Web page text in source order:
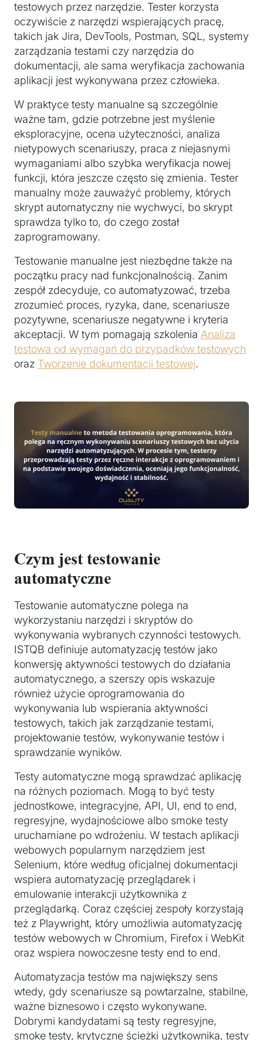
testowych przez narzędzie. Tester korzysta
oczywiście z narzędzi wspierających pracę,
takich jak Jira, DevTools, Postman, SQL, systemy
zarządzania testami czy narzędzia do
dokumentacji, ale sama weryfikacja zachowania
aplikacji jest wykonywana przez człowieka.
W praktyce testy manualne są szczególnie
ważne tam, gdzie potrzebne jest myślenie
eksploracyjne, ocena użyteczności, analiza
nietypowych scenariuszy, praca z niejasnymi
wymaganiami albo szybka weryfikacja nowej
funkcji, która jeszcze często się zmienia. Tester
manualny może zauważyć problemy, których
skrypt automatyczny nie wychwyci, bo skrypt
sprawdza tylko to, do czego został
zaprogramowany.
Testowanie manualne jest niezbędne także na
początku pracy nad funkcjonalnością. Zanim
zespół zdecyduje, co automatyzować, trzeba
zrozumieć proces, ryzyka, dane, scenariusze
pozytywne, scenariusze negatywne i kryteria
akceptacji. W tym pomagają szkolenia Analiza
testowa od wymagań do przypadków testowych
oraz Tworzenie dokumentacji testowej.
Czym jest testowanie
automatyczne
Testowanie automatyczne polega na
wykorzystaniu narzędzi i skryptów do
wykonywania wybranych czynności testowych.
ISTQB definiuje automatyzację testów jako
konwersję aktywności testowych do działania
automatycznego, a szerszy opis wskazuje
również użycie oprogramowania do
wykonywania lub wspierania aktywności
testowych, takich jak zarządzanie testami,
projektowanie testów, wykonywanie testów i
sprawdzanie wyników.
Testy automatyczne mogą sprawdzać aplikację
na różnych poziomach. Mogą to być testy
jednostkowe, integracyjne, API, UI, end to end,
regresyjne, wydajnościowe albo smoke testy
uruchamiane po wdrożeniu. W testach aplikacji
webowych popularnym narzędziem jest
Selenium, które według oficjalnej dokumentacji
wspiera automatyzację przeglądarek i
emulowanie interakcji użytkownika z
przeglądarką. Coraz częściej zespoły korzystają
też z Playwright, który umożliwia automatyzację
testów webowych w Chromium, Firefox i WebKit
oraz wspiera nowoczesne testy end to end.
Automatyzacja testów ma największy sens
wtedy, gdy scenariusze są powtarzalne, stabilne,
ważne biznesowo i często wykonywane.
Dobrymi kandydatami są testy regresyjne,
smoke testy, krytyczne ścieżki użytkownika, testy